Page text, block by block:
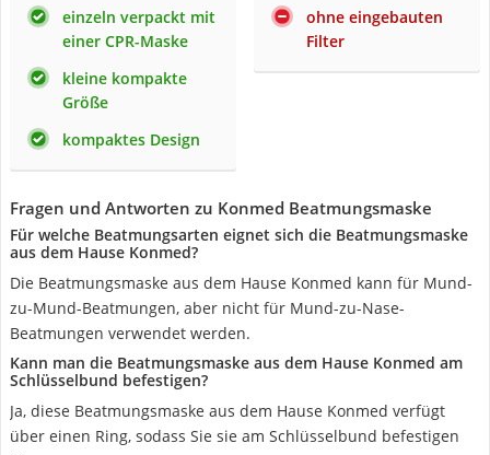
einzeln verpackt mit
einer CPR-Maske
kleine kompakte
Größe
kompaktes Design
ohne eingebauten
Filter
Fragen und Antworten zu Konmed Beatmungsmaske
Für welche Beatmungsarten eignet sich die Beatmungsmaske
aus dem Hause Konmed?
Die Beatmungsmaske aus dem Hause Konmed kann für Mund-
zu-Mund-Beatmungen, aber nicht für Mund-zu-Nase-
Beatmungen verwendet werden.
Kann man die Beatmungsmaske aus dem Hause Konmed am
Schlüsselbund befestigen?
Ja, diese Beatmungsmaske aus dem Hause Konmed verfügt
über einen Ring, sodass Sie sie am Schlüsselbund befestigen